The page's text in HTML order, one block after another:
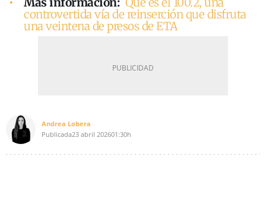
controvertida vía de reinserción que disfruta
una veintena de presos de ETA
Andrea Lobera
Publicada23 abril 202601:30h